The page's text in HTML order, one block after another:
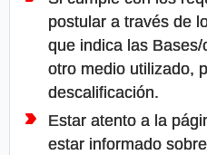
postular a través de
que indica las
otro medio utilizado,
descalificación.
Estar atento a la
estar informado